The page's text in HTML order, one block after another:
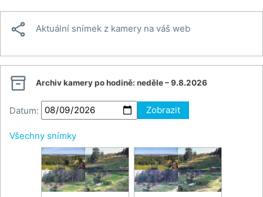
 Aktuální snímek z kamery na váš web
 Archiv kamery po hodině: neděle – 9.8.2026
Datum: Zobrazit
Všechny snímky